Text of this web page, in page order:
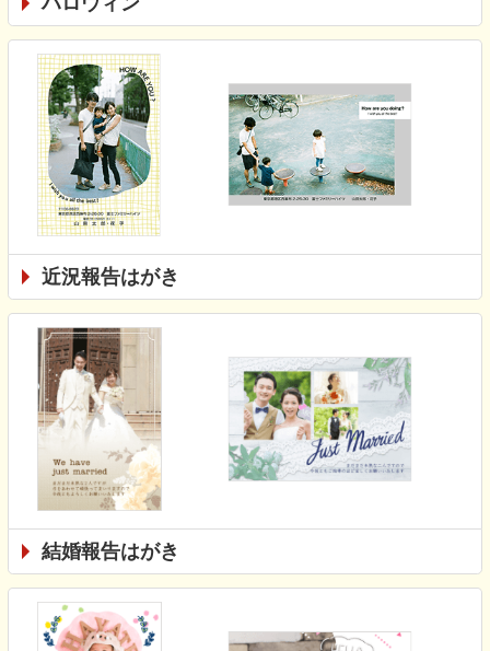
近況報告はがき
結婚報告はがき